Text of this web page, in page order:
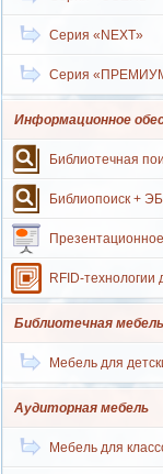
Серия «NEXT»
Серия
Информационное
Библиотечная
Библиопоиск +
RFID-технологии
Библиотечная
Мебель для
Аудиторная мебель
Мебель для